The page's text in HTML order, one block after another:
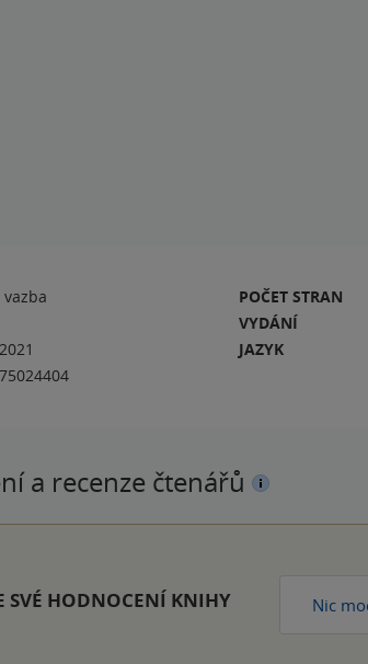
POČET STRAN
VYDÁNÍ
JAZYK
a recenze čtenářů
SVÉ HODNOCENÍ KNIHY Nic